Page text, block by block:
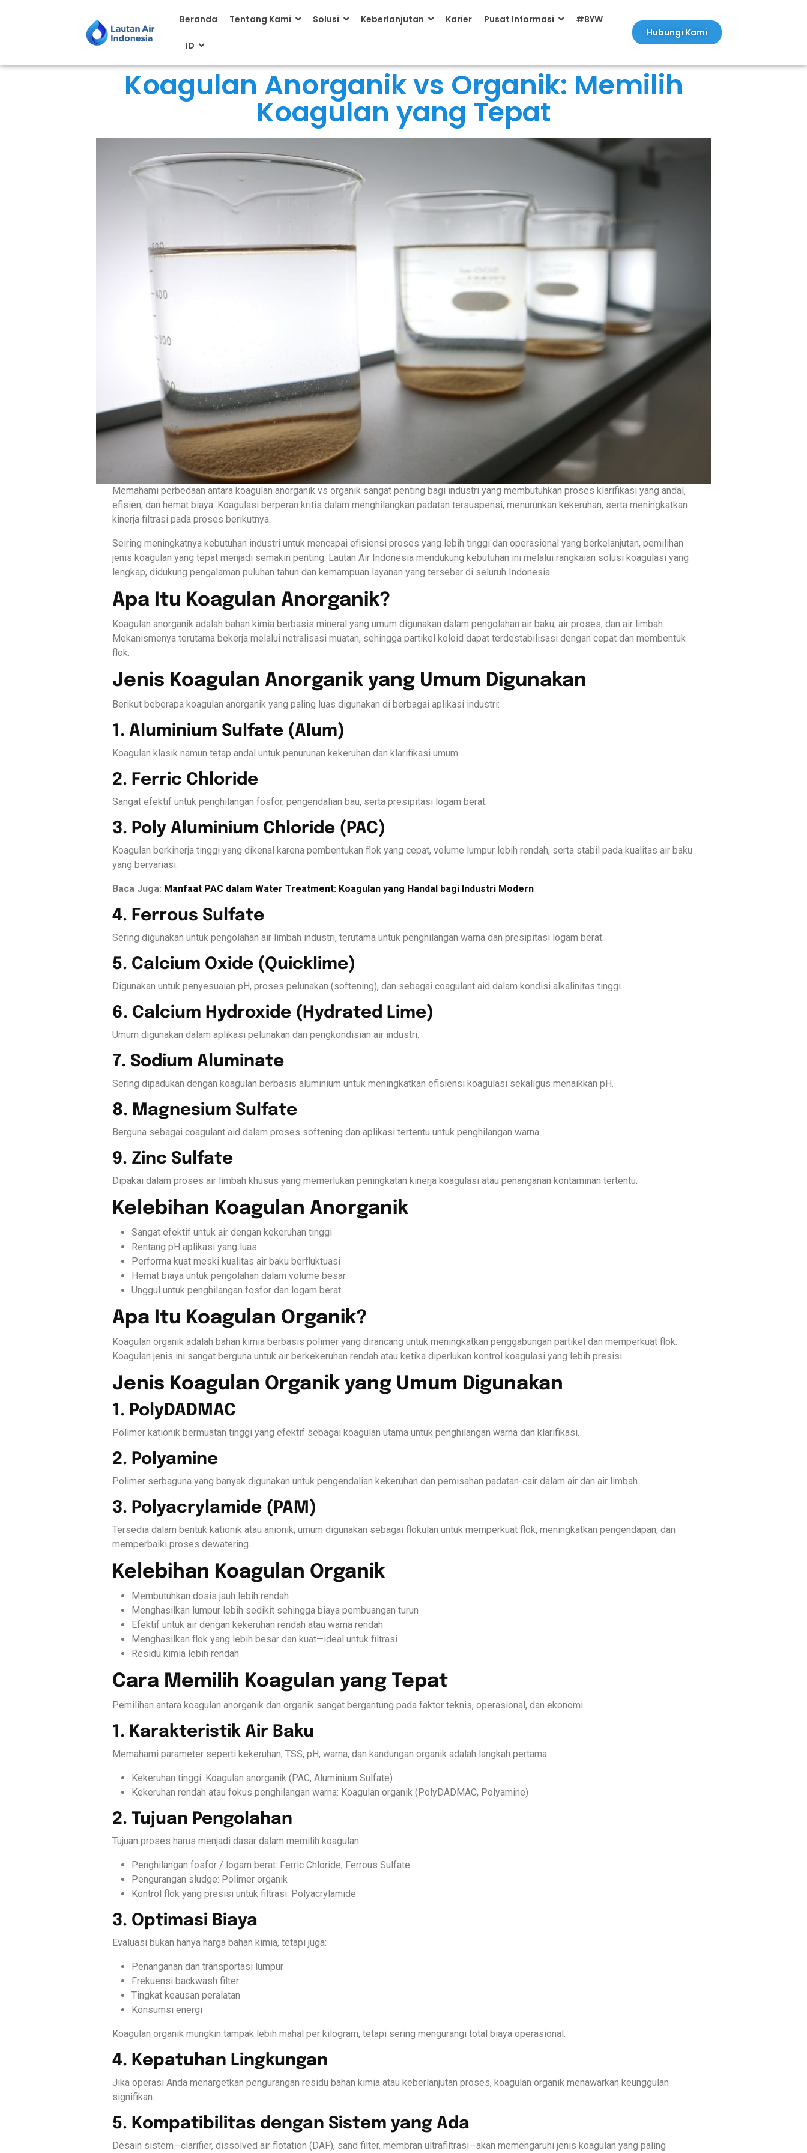
Beranda Tentang Kami Solusi Keberlanjutan Karier Pusat Informasi #BYW
ID
Hubungi Kami
Koagulan Anorganik vs Organik: Memilih
Koagulan yang Tepat
Memahami perbedaan antara koagulan anorganik vs organik sangat penting bagi industri yang membutuhkan proses klarifikasi yang andal,
efisien, dan hemat biaya. Koagulasi berperan kritis dalam menghilangkan padatan tersuspensi, menurunkan kekeruhan, serta meningkatkan
kinerja filtrasi pada proses berikutnya.
Seiring meningkatnya kebutuhan industri untuk mencapai efisiensi proses yang lebih tinggi dan operasional yang berkelanjutan, pemilihan
jenis koagulan yang tepat menjadi semakin penting. Lautan Air Indonesia mendukung kebutuhan ini melalui rangkaian solusi koagulasi yang
lengkap, didukung pengalaman puluhan tahun dan kemampuan layanan yang tersebar di seluruh Indonesia.
Apa Itu Koagulan Anorganik?
Koagulan anorganik adalah bahan kimia berbasis mineral yang umum digunakan dalam pengolahan air baku, air proses, dan air limbah.
Mekanismenya terutama bekerja melalui netralisasi muatan, sehingga partikel koloid dapat terdestabilisasi dengan cepat dan membentuk
flok.
Jenis Koagulan Anorganik yang Umum Digunakan
Berikut beberapa koagulan anorganik yang paling luas digunakan di berbagai aplikasi industri:
1. Aluminium Sulfate (Alum)
Koagulan klasik namun tetap andal untuk penurunan kekeruhan dan klarifikasi umum.
2. Ferric Chloride
Sangat efektif untuk penghilangan fosfor, pengendalian bau, serta presipitasi logam berat.
3. Poly Aluminium Chloride (PAC)
Koagulan berkinerja tinggi yang dikenal karena pembentukan flok yang cepat, volume lumpur lebih rendah, serta stabil pada kualitas air baku
yang bervariasi.
Baca Juga: Manfaat PAC dalam Water Treatment: Koagulan yang Handal bagi Industri Modern
4. Ferrous Sulfate
Sering digunakan untuk pengolahan air limbah industri, terutama untuk penghilangan warna dan presipitasi logam berat.
5. Calcium Oxide (Quicklime)
Digunakan untuk penyesuaian pH, proses pelunakan (softening), dan sebagai coagulant aid dalam kondisi alkalinitas tinggi.
6. Calcium Hydroxide (Hydrated Lime)
Umum digunakan dalam aplikasi pelunakan dan pengkondisian air industri.
7. Sodium Aluminate
Sering dipadukan dengan koagulan berbasis aluminium untuk meningkatkan efisiensi koagulasi sekaligus menaikkan pH.
8. Magnesium Sulfate
Berguna sebagai coagulant aid dalam proses softening dan aplikasi tertentu untuk penghilangan warna.
9. Zinc Sulfate
Dipakai dalam proses air limbah khusus yang memerlukan peningkatan kinerja koagulasi atau penanganan kontaminan tertentu.
Kelebihan Koagulan Anorganik
Sangat efektif untuk air dengan kekeruhan tinggi
Rentang pH aplikasi yang luas
Performa kuat meski kualitas air baku berfluktuasi
Hemat biaya untuk pengolahan dalam volume besar
Unggul untuk penghilangan fosfor dan logam berat
Apa Itu Koagulan Organik?
Koagulan organik adalah bahan kimia berbasis polimer yang dirancang untuk meningkatkan penggabungan partikel dan memperkuat flok.
Koagulan jenis ini sangat berguna untuk air berkekeruhan rendah atau ketika diperlukan kontrol koagulasi yang lebih presisi.
Jenis Koagulan Organik yang Umum Digunakan
1. PolyDADMAC
Polimer kationik bermuatan tinggi yang efektif sebagai koagulan utama untuk penghilangan warna dan klarifikasi.
2. Polyamine
Polimer serbaguna yang banyak digunakan untuk pengendalian kekeruhan dan pemisahan padatan-cair dalam air dan air limbah.
3. Polyacrylamide (PAM)
Tersedia dalam bentuk kationik atau anionik; umum digunakan sebagai flokulan untuk memperkuat flok, meningkatkan pengendapan, dan
memperbaiki proses dewatering.
Kelebihan Koagulan Organik
Membutuhkan dosis jauh lebih rendah
Menghasilkan lumpur lebih sedikit sehingga biaya pembuangan turun
Efektif untuk air dengan kekeruhan rendah atau warna rendah
Menghasilkan flok yang lebih besar dan kuat—ideal untuk filtrasi
Residu kimia lebih rendah
Cara Memilih Koagulan yang Tepat
Pemilihan antara koagulan anorganik dan organik sangat bergantung pada faktor teknis, operasional, dan ekonomi.
1. Karakteristik Air Baku
Memahami parameter seperti kekeruhan, TSS, pH, warna, dan kandungan organik adalah langkah pertama.
Kekeruhan tinggi: Koagulan anorganik (PAC, Aluminium Sulfate)
Kekeruhan rendah atau fokus penghilangan warna: Koagulan organik (PolyDADMAC, Polyamine)
2. Tujuan Pengolahan
Tujuan proses harus menjadi dasar dalam memilih koagulan:
Penghilangan fosfor / logam berat: Ferric Chloride, Ferrous Sulfate
Pengurangan sludge: Polimer organik
Kontrol flok yang presisi untuk filtrasi: Polyacrylamide
3. Optimasi Biaya
Evaluasi bukan hanya harga bahan kimia, tetapi juga:
Penanganan dan transportasi lumpur
Frekuensi backwash filter
Tingkat keausan peralatan
Konsumsi energi
Koagulan organik mungkin tampak lebih mahal per kilogram, tetapi sering mengurangi total biaya operasional.
4. Kepatuhan Lingkungan
Jika operasi Anda menargetkan pengurangan residu bahan kimia atau keberlanjutan proses, koagulan organik menawarkan keunggulan
signifikan.
5. Kompatibilitas dengan Sistem yang Ada
Desain sistem—clarifier, dissolved air flotation (DAF), sand filter, membran ultrafiltrasi—akan memengaruhi jenis koagulan yang paling